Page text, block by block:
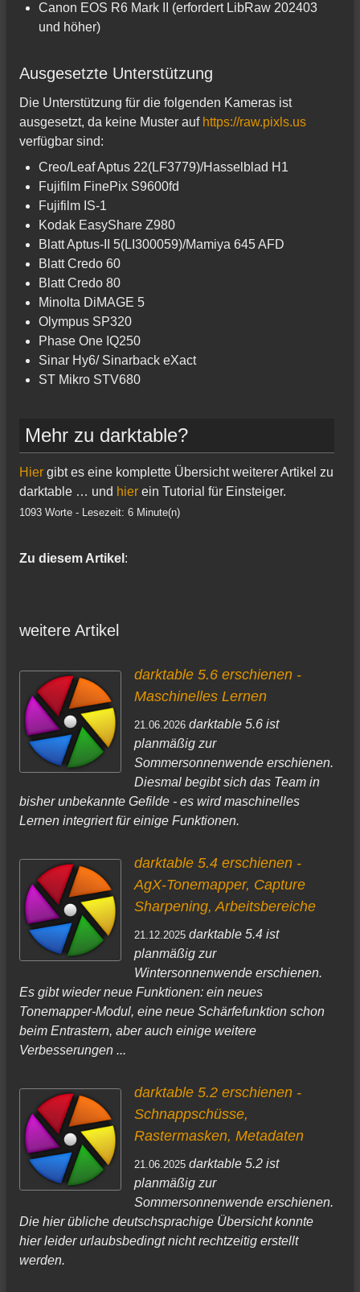
Canon EOS R6 Mark II (erfordert LibRaw 202403
und höher)
Ausgesetzte Unterstützung
Die Unterstützung für die folgenden Kameras ist
ausgesetzt, da keine Muster auf https://raw.pixls.us
verfügbar sind:
Creo/Leaf Aptus 22(LF3779)/Hasselblad H1
Fujifilm FinePix S9600fd
Fujifilm IS-1
Kodak EasyShare Z980
Blatt Aptus-II 5(LI300059)/Mamiya 645 AFD
Blatt Credo 60
Blatt Credo 80
Minolta DiMAGE 5
Olympus SP320
Phase One IQ250
Sinar Hy6/ Sinarback eXact
ST Mikro STV680
Mehr zu darktable?
Hier gibt es eine komplette Übersicht weiterer Artikel zu
darktable … und hier ein Tutorial für Einsteiger.
1093 Worte - Lesezeit: 6 Minute(n)
Zu diesem Artikel :
weitere Artikel
darktable 5.6 erschienen -
Maschinelles Lernen
21.06.2026 darktable 5.6 ist
planmäßig zur
Sommersonnenwende erschienen.
Diesmal begibt sich das Team in
bisher unbekannte Gefilde - es wird maschinelles
Lernen integriert für einige Funktionen.
darktable 5.4 erschienen -
AgX-Tonemapper, Capture
Sharpening, Arbeitsbereiche
21.12.2025 darktable 5.4 ist
planmäßig zur
Wintersonnenwende erschienen.
Es gibt wieder neue Funktionen: ein neues
Tonemapper-Modul, eine neue Schärfefunktion schon
beim Entrastern, aber auch einige weitere
Verbesserungen ...
darktable 5.2 erschienen -
Schnappschüsse,
Rastermasken, Metadaten
21.06.2025 darktable 5.2 ist
planmäßig zur
Sommersonnenwende erschienen.
Die hier übliche deutschsprachige Übersicht konnte
hier leider urlaubsbedingt nicht rechtzeitig erstellt
werden.